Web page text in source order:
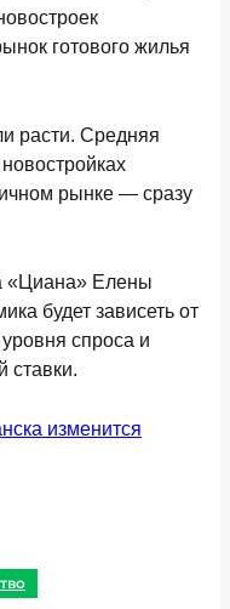
готового жилья
расти. Средняя
рынке — сразу
«Циана» Елены
будет зависеть от
спроса и
ставки.
изменится